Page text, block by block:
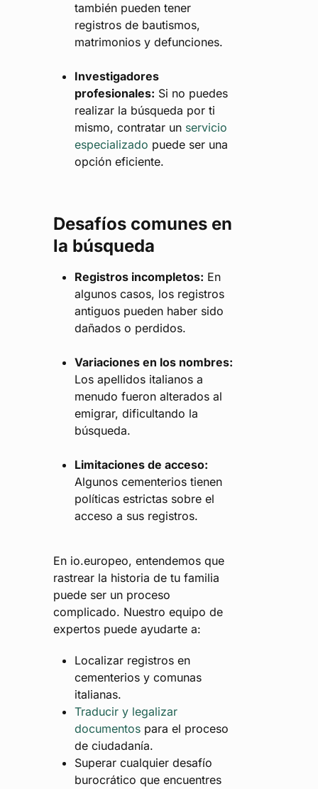
también pueden tener
registros de bautismos,
matrimonios y defunciones.
Investigadores
profesionales: Si no puedes
realizar la búsqueda por ti
mismo, contratar un servicio
especializado puede ser una
opción eficiente.
Desafíos comunes en
la búsqueda
Registros incompletos: En
algunos casos, los registros
antiguos pueden haber sido
dañados o perdidos.
Variaciones en los nombres:
Los apellidos italianos a
menudo fueron alterados al
emigrar, dificultando la
búsqueda.
Limitaciones de acceso:
Algunos cementerios tienen
políticas estrictas sobre el
acceso a sus registros.
En io.europeo, entendemos que
rastrear la historia de tu familia
puede ser un proceso
complicado. Nuestro equipo de
expertos puede ayudarte a:
Localizar registros en
cementerios y comunas
italianas.
Traducir y legalizar
documentos para el proceso
de ciudadanía.
Superar cualquier desafío
burocrático que encuentres